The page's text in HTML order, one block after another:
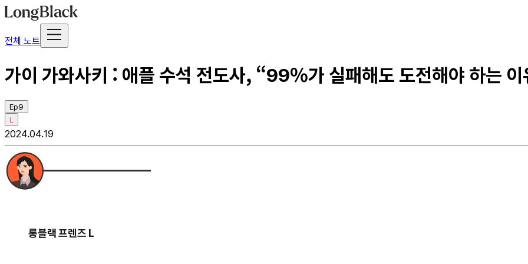
전체 노트
가이 가와사키 : 애플 수석 전도사, “99%가 실패해도 도전해야 하는
Ep9
L
2024.04.19
롱블랙 프렌즈 L